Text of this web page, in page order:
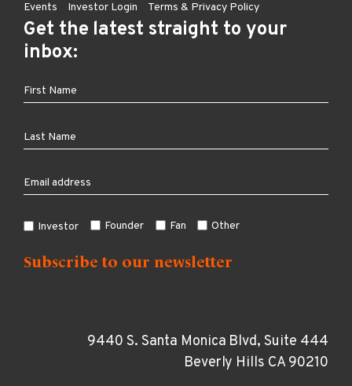
Events
Investor Login Terms & Privacy Policy
Get the latest straight to your
inbox:
Investor Founder Fan Other
9440 S. Santa Monica Blvd, Suite 444
Beverly Hills CA 90210